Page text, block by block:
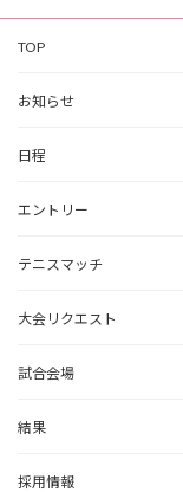
TOP
お知らせ
日程
エントリー
テニスマッチ
大会リクエスト
試合会場
結果
採用情報